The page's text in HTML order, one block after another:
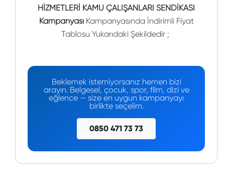
HİZMETLERİ KAMU ÇALIŞANLARI SENDİKASI
KampanyasıKampanyasında İndirimli Fiyat
Tablosu Yukarıdaki Şekildedir ;
Beklemek istemiyorsanız hemen bizi
arayın. Belgesel, çocuk, spor, film, dizi ve
eğlence — size en uygun kampanyayı
birlikte seçelim.
0850 471 73 73